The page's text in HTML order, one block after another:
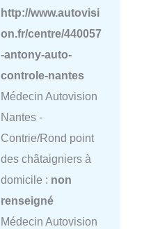
http://www.autovisi
on.fr/centre/440057
-antony-auto-
controle-nantes
Médecin Autovision
Nantes -
Contrie/Rond point
des châtaigniers à
domicile : non
renseigné
Médecin Autovision